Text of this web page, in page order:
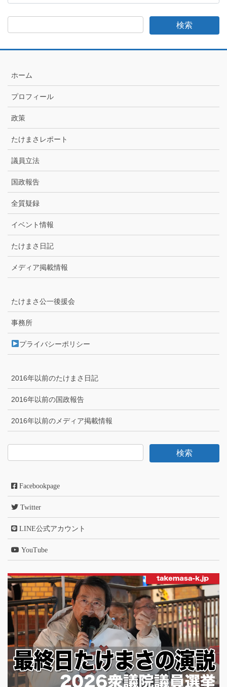
さ
月
カ
ブ
ホーム
プロフィール
政策
たけまさレポート
議員立法
国政報告
全質疑録
イベント情報
たけまさ日記
メディア掲載情報
たけまさ公一後援会
事務所
プライバシーポリシー
2016年以前のたけまさ日記
2016年以前の国政報告
2016年以前のメディア掲載情報
Facebookpage
Twitter
LINE公式アカウント
YouTube